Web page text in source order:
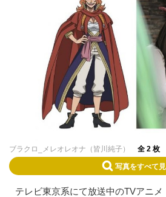
ブラクロ_メレオレオナ（皆川純子） 全 2 枚
写真をすべて
テレビ東京系にて放送中のTVアニメ